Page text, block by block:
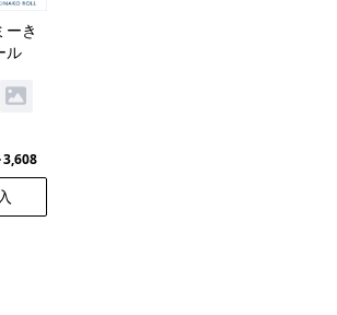
ーき
ル
3,608